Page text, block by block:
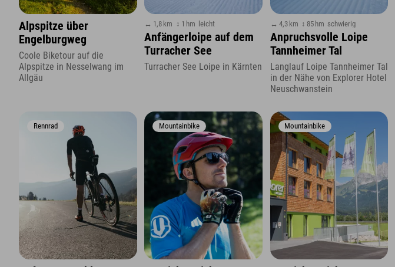
Alpspitze über
Engelburgweg
Coole Biketour auf die
Alpspitze in Nesselwang im
Allgäu
↔ 1,8 km ↕ 1 hm leicht
Anfängerloipe auf dem
Turracher See
Turracher See Loipe in Kärnten
↔ 4,3 km ↕ 85 hm schwierig
Anpruchsvolle Loipe
Tannheimer Tal
Langlauf Loipe Tannheimer Tal
in der Nähe von Explorer Hotel
Neuschwanstein
Rennrad Mountainbike Mountainbike